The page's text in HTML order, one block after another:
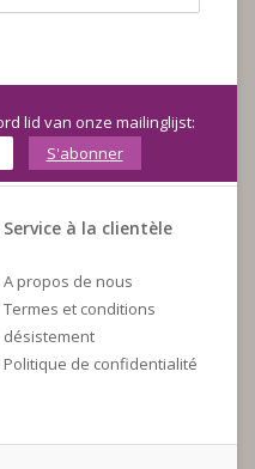
lid van onze mailinglijst:
S'abonner
Service à la clientèle
A propos de nous
Termes et conditions
désistement
Politique de confidentialité